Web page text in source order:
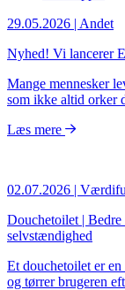
29.05.2026 | Andet
Nyhed! Vi lancerer
Mange mennesker
som ikke altid orker
Læs mere
02.07.2026 |
Douchetoilet |
selvstændighed
Et douchetoilet er
og tørrer brugeren